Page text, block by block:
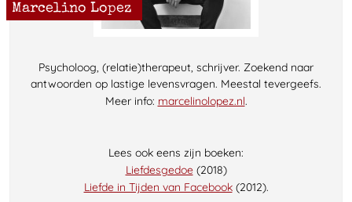
Marcelino Lopez
Psycholoog, (relatie)therapeut, schrijver. Zoekend naar
antwoorden op lastige levensvragen. Meestal tevergeefs.
Meer info: marcelinolopez.nl.
Lees ook eens zijn boeken:
Liefdesgedoe(2018)
Liefde in Tijden van Facebook(2012).